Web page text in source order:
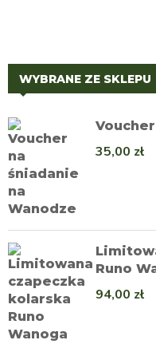
WYBRANE ZE SKLEPU
35,00 zł
Runo
94,00 zł